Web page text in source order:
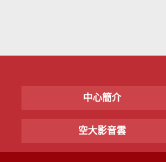
中心簡介
空大影音雲